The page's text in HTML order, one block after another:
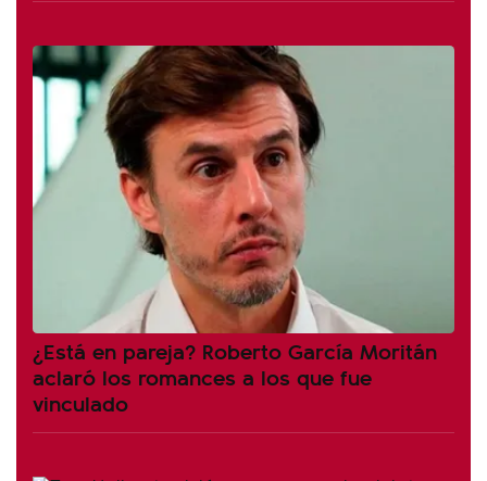
¿Está en pareja? Roberto García Moritán
aclaró los romances a los que fue
vinculado